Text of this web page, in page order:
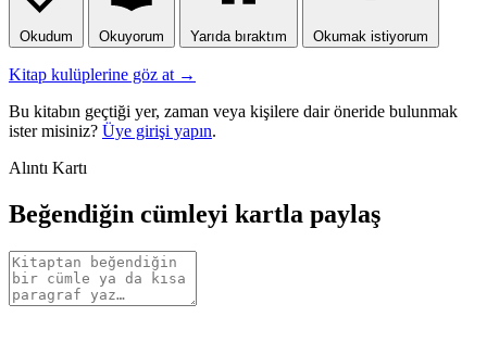
Okudum Okuyorum Yarıda bıraktım Okumak istiyorum
Kitap kulüplerine göz at →
Bu kitabın geçtiği yer, zaman veya kişilere dair öneride bulunmak
ister misiniz? Üye girişi yapın.
Alıntı Kartı
Beğendiğin cümleyi kartla paylaş
Alıntı
metni